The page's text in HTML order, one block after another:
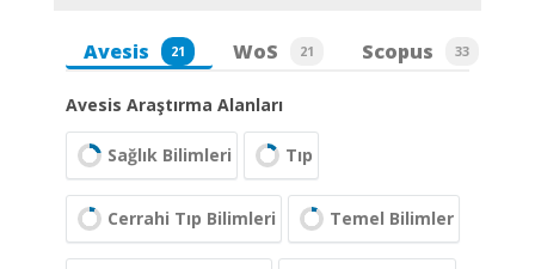
Avesis 21 WoS 21 Scopus 33
Avesis Araştırma Alanları
Sağlık Bilimleri Tıp
Cerrahi Tıp Bilimleri Temel Bilimler